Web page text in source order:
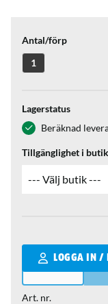
Antal/förp
1
Lagerstatus
Beräknad
Tillgänglighet i butik
LOGGA IN /
Qantity
Art. nr.